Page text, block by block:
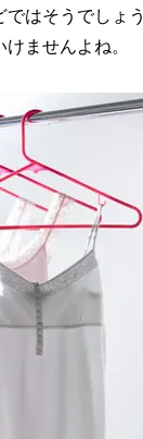
はそうでしょ
ませんよね。